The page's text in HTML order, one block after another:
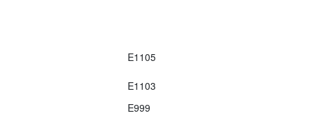
E1105
E1103
E999